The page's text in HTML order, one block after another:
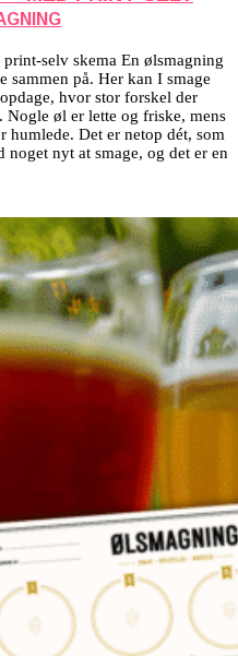
selv skema En ølsmagning
på. Her kan I smage
hvor stor forskel der
øl er lette og friske, mens
Det er netop dét, som
nyt at smage, og det er en